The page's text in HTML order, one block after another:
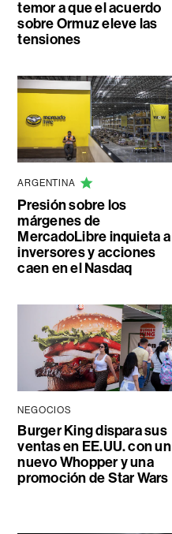
temor a que el acuerdo
sobre Ormuz eleve las
tensiones
ARGENTINA
Presión sobre los
márgenes de
MercadoLibre inquieta a
inversores y acciones
caen en el Nasdaq
NEGOCIOS
Burger King dispara sus
ventas en EE.UU. con un
nuevo Whopper y una
promoción de Star Wars